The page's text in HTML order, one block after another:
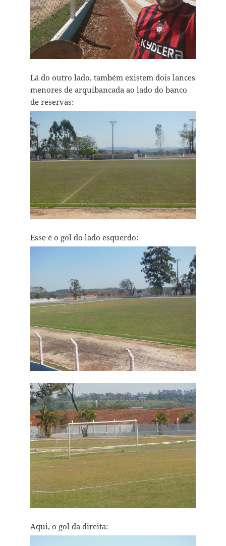
Lá do outro lado, também existem dois lances
menores de arquibancada ao lado do banco
de reservas:
Esse é o gol do lado esquerdo:
Aqui, o gol da direita: